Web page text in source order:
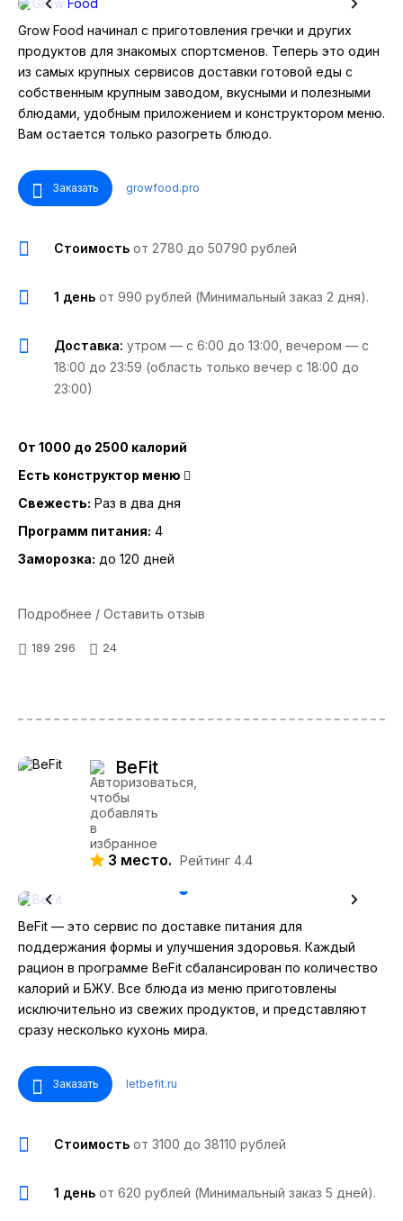
Grow Food начинал с приготовления гречки и других
продуктов для знакомых спортсменов. Теперь это один
из самых крупных сервисов доставки готовой еды с
собственным крупным заводом, вкусными и полезными
блюдами, удобным приложением и конструктором меню.
Вам остается только разогреть блюдо.
Заказать growfood.pro
Стоимость от 2780 до 50790 рублей
1 день от 990 рублей (Минимальный заказ 2 дня).
Доставка: утром — с 6:00 до 13:00, вечером — с
18:00 до 23:59 (область только вечер с 18:00 до
23:00)
От 1000 до 2500 калорий
Есть конструктор меню
Свежесть: Раз в два дня
Программ питания: 4
Заморозка: до 120 дней
Подробнее / Оставить отзыв
189 296 24
BeFit
3 место. Рейтинг 4.4
BeFit — это сервис по доставке питания для
поддержания формы и улучшения здоровья. Каждый
рацион в программе BeFit сбалансирован по количество
калорий и БЖУ. Все блюда из меню приготовлены
исключительно из свежих продуктов, и представляют
сразу несколько кухонь мира.
Заказать letbefit.ru
Стоимость от 3100 до 38110 рублей
1 день от 620 рублей (Минимальный заказ 5 дней).